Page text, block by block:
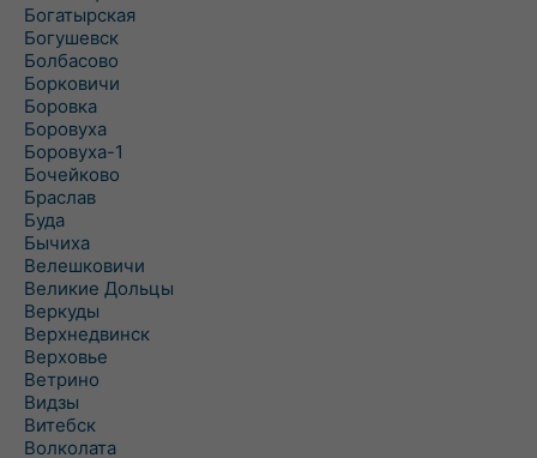
Богатырская
Богушевск
Болбасово
Борковичи
Боровка
Боровуха
Боровуха-1
Бочейково
Браслав
Буда
Бычиха
Велешковичи
Великие Дольцы
Веркуды
Верхнедвинск
Верховье
Ветрино
Видзы
Витебск
Волколата